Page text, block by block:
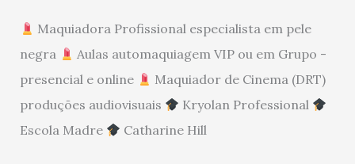
Maquiadora Profissional especialista em pele
negra
Aulas automaquiagem VIP ou em Grupo -
presencial e online
Maquiador de Cinema (DRT)
produções audiovisuais
Kryolan Professional
Escola Madre
Catharine Hill